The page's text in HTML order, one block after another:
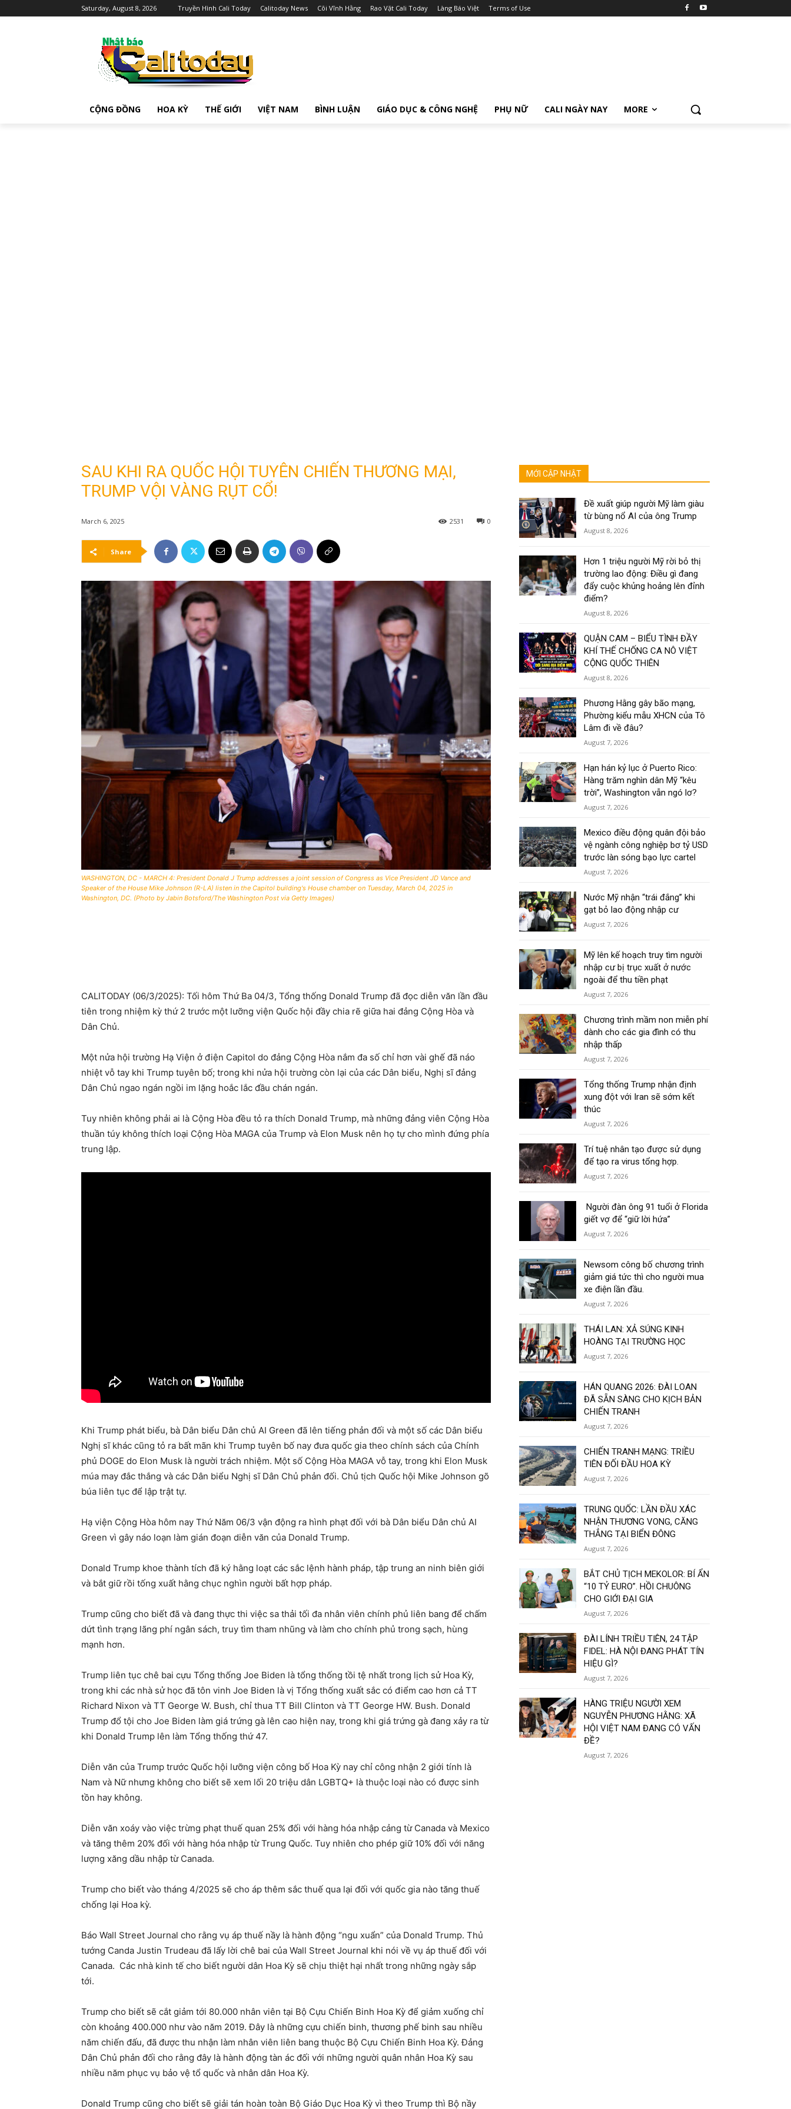
Saturday, August 8, 2026 Truyền Hình Cali Today Calitoday News Cõi Vĩnh Hằng Rao Vặt Cali Today Làng Báo Việt Terms of Use
CỘNG ĐỒNG HOA KỲ THẾ GIỚI VIỆT NAM BÌNH LUẬN GIÁO DỤC & CÔNG NGHỆ PHỤ NỮ CALI NGÀY NAY MORE
SAU KHI RA QUỐC HỘI TUYÊN CHIẾN THƯƠNG MẠI,
TRUMP VỘI VÀNG RỤT CỔ!
March 6, 2025 0
2531
Share
WASHINGTON, DC - MARCH 4: President Donald J Trump addresses a joint session of Congress as Vice President JD Vance and
Speaker of the House Mike Johnson (R-LA) listen in the Capitol building's House chamber on Tuesday, March 04, 2025 in
Washington, DC. (Photo by Jabin Botsford/The Washington Post via Getty Images)
CALITODAY (06/3/2025): Tối hôm Thứ Ba 04/3, Tổng thống Donald Trump đã đọc diễn văn lần đầu
tiên trong nhiệm kỳ thứ 2 trước một lưỡng viện Quốc hội đầy chia rẽ giữa hai đảng Cộng Hòa và
Dân Chủ.
Một nửa hội trường Hạ Viện ở điện Capitol do đảng Cộng Hòa nắm đa số chỉ hơn vài ghế đã náo
nhiệt vỗ tay khi Trump tuyên bố; trong khi nửa hội trường còn lại của các Dân biểu, Nghị sĩ đảng
Dân Chủ ngao ngán ngồi im lặng hoắc lắc đầu chán ngán.
Tuy nhiên không phải ai là Cộng Hòa đều tỏ ra thích Donald Trump, mà những đảng viên Cộng Hòa
thuần túy không thích loại Cộng Hòa MAGA của Trump và Elon Musk nên họ tự cho mình đứng phía
trung lập.
Khi Trump phát biểu, bà Dân biểu Dân chủ AI Green đã lên tiếng phản đối và một số các Dân biểu
Nghị sĩ khác cũng tỏ ra bất mãn khi Trump tuyên bố nay đưa quốc gia theo chính sách của Chính
phủ DOGE do Elon Musk là người trách nhiệm. Một số Cộng Hòa MAGA vỗ tay, trong khi Elon Musk
múa may đắc thắng và các Dân biểu Nghị sĩ Dân Chủ phản đối. Chủ tịch Quốc hội Mike Johnson gõ
búa liên tục để lập trật tự.
Hạ viện Cộng Hòa hôm nay Thứ Năm 06/3 vận động ra hình phạt đối với bà Dân biểu Dân chủ AI
Green vì gây náo loạn làm gián đoạn diễn văn của Donald Trump.
Donald Trump khoe thành tích đã ký hằng loạt các sắc lệnh hành pháp, tập trung an ninh biên giới
và bắt giữ rồi tống xuất hằng chục nghìn người bất hợp pháp.
Trump cũng cho biết đã và đang thực thi việc sa thải tối đa nhân viên chính phủ liên bang để chấm
dứt tình trạng lãng phí ngân sách, truy tìm tham nhũng và làm cho chính phủ trong sạch, hùng
mạnh hơn.
Trump liên tục chê bai cựu Tổng thống Joe Biden là tổng thống tồi tệ nhất trong lịch sử Hoa Kỳ,
trong khi các nhà sử học đã tôn vinh Joe Biden là vị Tổng thống xuất sắc có điểm cao hơn cả TT
Richard Nixon và TT George W. Bush, chỉ thua TT Bill Clinton và TT George HW. Bush. Donald
Trump đổ tội cho Joe Biden làm giá trứng gà lên cao hiện nay, trong khi giá trứng gà đang xảy ra từ
khi Donald Trump lên làm Tổng thống thứ 47.
Diễn văn của Trump trước Quốc hội lưỡng viện công bố Hoa Kỳ nay chỉ công nhận 2 giới tính là
Nam và Nữ nhưng không cho biết sẽ xem lối 20 triệu dân LGBTQ+ là thuộc loại nào có được sinh
tồn hay không.
Diễn văn xoáy vào việc trừng phạt thuế quan 25% đối với hàng hóa nhập cảng từ Canada và Mexico
và tăng thêm 20% đối với hàng hóa nhập từ Trung Quốc. Tuy nhiên cho phép giữ 10% đối với năng
lượng xăng dầu nhập từ Canada.
Trump cho biết vào tháng 4/2025 sẽ cho áp thêm sắc thuế qua lại đối với quốc gia nào tăng thuế
chống lại Hoa kỳ.
Báo Wall Street Journal cho rằng vụ áp thuế nầy là hành động “ngu xuẩn” của Donald Trump. Thủ
tướng Canda Justin Trudeau đã lấy lời chê bai của Wall Street Journal khi nói về vụ áp thuế đối với
Canada. Các nhà kinh tế cho biết người dân Hoa Kỳ sẽ chịu thiệt hại nhất trong những ngày sắp
tới.
Trump cho biết sẽ cắt giảm tới 80.000 nhân viên tại Bộ Cựu Chiến Binh Hoa Kỳ để giảm xuống chỉ
còn khoảng 400.000 như vào năm 2019. Đây là những cựu chiến binh, thương phế binh sau nhiều
năm chiến đấu, đã được thu nhận làm nhân viên liên bang thuộc Bộ Cựu Chiến Binh Hoa Kỳ. Đảng
Dân Chủ phản đối cho rằng đây là hành động tàn ác đối với những người quân nhân Hoa Kỳ sau
nhiều năm phục vụ bảo vệ tổ quốc và nhân dân Hoa Kỳ.
Donald Trump cũng cho biết sẽ giải tán hoàn toàn Bộ Giáo Dục Hoa Kỳ vì theo Trump thì Bộ nầy
MỚI CẬP NHẬT
Đề xuất giúp người Mỹ làm giàu
từ bùng nổ AI của ông Trump
August 8, 2026
Hơn 1 triệu người Mỹ rời bỏ thị
trường lao động: Điều gì đang
đẩy cuộc khủng hoảng lên đỉnh
điểm?
August 8, 2026
QUẬN CAM – BIỂU TÌNH ĐẦY
KHÍ THẾ CHỐNG CA NÔ VIỆT
CỘNG QUỐC THIÊN
August 8, 2026
Phương Hằng gây bão mạng,
Phường kiểu mẫu XHCN của Tô
Lâm đi về đâu?
August 7, 2026
Hạn hán kỷ lục ở Puerto Rico:
Hàng trăm nghìn dân Mỹ “kêu
trời”, Washington vẫn ngó lơ?
August 7, 2026
Mexico điều động quân đội bảo
vệ ngành công nghiệp bơ tỷ USD
trước làn sóng bạo lực cartel
August 7, 2026
Nước Mỹ nhận “trái đắng” khi
gạt bỏ lao động nhập cư
August 7, 2026
Mỹ lên kế hoạch truy tìm người
nhập cư bị trục xuất ở nước
ngoài để thu tiền phạt
August 7, 2026
Chương trình mầm non miễn phí
dành cho các gia đình có thu
nhập thấp
August 7, 2026
Tổng thống Trump nhận định
xung đột với Iran sẽ sớm kết
thúc
August 7, 2026
Trí tuệ nhân tạo được sử dụng
để tạo ra virus tổng hợp.
August 7, 2026
Người đàn ông 91 tuổi ở Florida
giết vợ để “giữ lời hứa”
August 7, 2026
Newsom công bố chương trình
giảm giá tức thì cho người mua
xe điện lần đầu.
August 7, 2026
THÁI LAN: XẢ SÚNG KINH
HOÀNG TẠI TRƯỜNG HỌC
August 7, 2026
HÁN QUANG 2026: ĐÀI LOAN
ĐÃ SẴN SÀNG CHO KỊCH BẢN
CHIẾN TRANH
August 7, 2026
CHIẾN TRANH MẠNG: TRIỀU
TIÊN ĐỐI ĐẦU HOA KỲ
August 7, 2026
TRUNG QUỐC: LẦN ĐẦU XÁC
NHẬN THƯƠNG VONG, CĂNG
THẲNG TẠI BIỂN ĐÔNG
August 7, 2026
BẮT CHỦ TỊCH MEKOLOR: BÍ ẨN
“10 TỶ EURO”. HỒI CHUÔNG
CHO GIỚI ĐẠI GIA
August 7, 2026
ĐÀI LÍNH TRIỀU TIÊN, 24 TẬP
FIDEL: HÀ NỘI ĐANG PHÁT TÍN
HIỆU GÌ?
August 7, 2026
HÀNG TRIỆU NGƯỜI XEM
NGUYỄN PHƯƠNG HẰNG: XÃ
HỘI VIỆT NAM ĐANG CÓ VẤN
ĐỀ?
August 7, 2026